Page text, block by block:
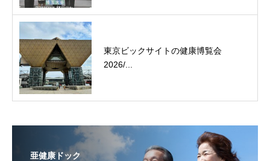
東京ビックサイトの健康博覧会
2026/...
亜健康ドック